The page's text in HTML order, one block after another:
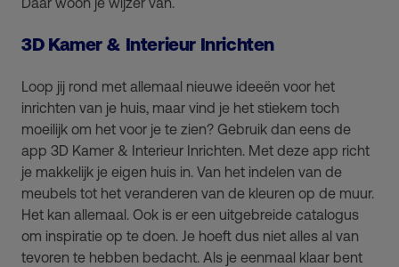
3D Kamer & Interieur Inrichten
Loop jij rond met allemaal nieuwe ideeën voor het
inrichten van je huis, maar vind je het stiekem toch
moeilijk om het voor je te zien? Gebruik dan eens de
app 3D Kamer & Interieur Inrichten. Met deze app richt
je makkelijk je eigen huis in. Van het indelen van de
meubels tot het veranderen van de kleuren op de muur.
Het kan allemaal. Ook is er een uitgebreide catalogus
om inspiratie op te doen. Je hoeft dus niet alles al van
tevoren te hebben bedacht. Als je eenmaal klaar bent